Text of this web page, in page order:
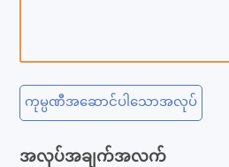
ကုမ္ပဏီအဆောင်ပါသောအလုပ်
အလုပ်အချက်အလက်